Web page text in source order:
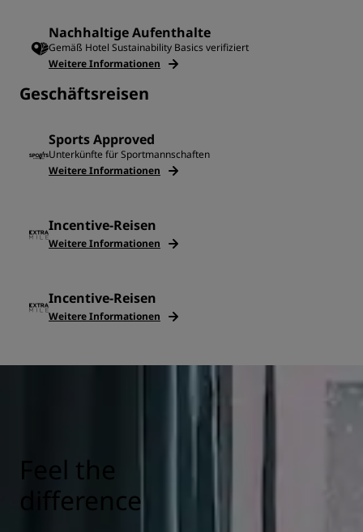
Nachhaltige Aufenthalte
Gemäß Hotel Sustainability Basics verifiziert
Weitere Informationen
Geschäftsreisen
Sports Approved
Unterkünfte für Sportmannschaften
Weitere Informationen
Incentive-Reisen
Weitere Informationen
Incentive-Reisen
Weitere Informationen
Feel the
difference